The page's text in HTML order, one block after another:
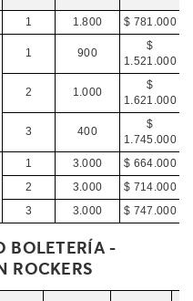
1 1.800 $ 781.000
1 900
$
1.521.000
2 1.000
$
1.621.000
3 400
$
1.745.000
1 3.000 $ 664.000
2
3.000 $ 714.000
3
3.000 $ 747.000
BOLETERÍA -
ROCKERS